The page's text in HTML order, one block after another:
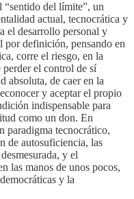
“sentido del límite”, un
actual, tecnocrática y
el desarrollo personal y
por definición, pensando en
corre el riesgo, en la
el control de sí
absoluta, de caer en la
y aceptar el propio
indispensable para
como un don. En
paradigma tecnocrático,
de autosuficiencia, las
y el
las manos de unos pocos,
y la